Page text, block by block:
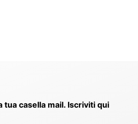
casella mail. Iscriviti qui